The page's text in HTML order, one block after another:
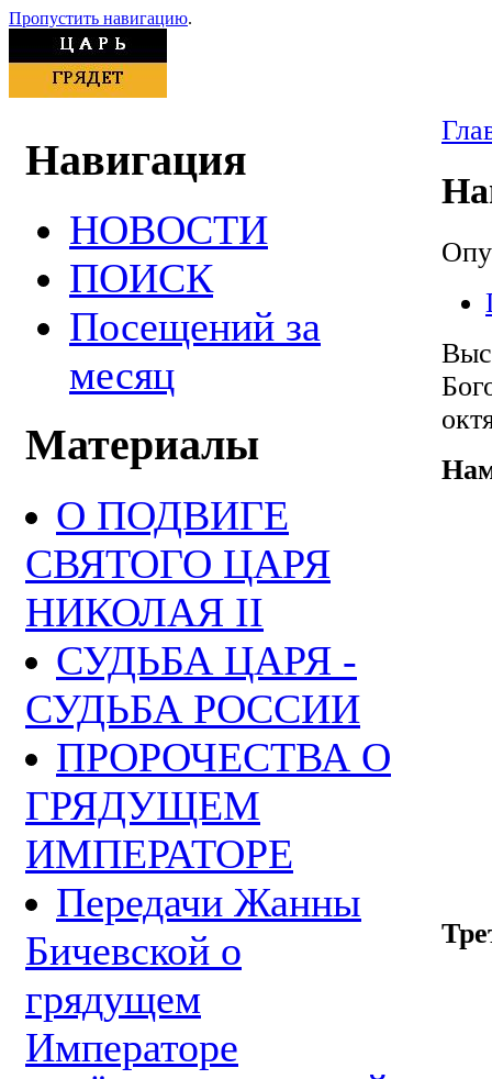
Пропустить навигацию.
Навигация
НОВОСТИ
ПОИСК
Посещений за
месяц
Материалы
О ПОДВИГЕ
СВЯТОГО ЦАРЯ
НИКОЛАЯ II
СУДЬБА ЦАРЯ -
СУДЬБА РОССИИ
ПРОРОЧЕСТВА О
ГРЯДУЩЕМ
ИМПЕРАТОРЕ
Передачи Жанны
Бичевской о
грядущем
Императоре